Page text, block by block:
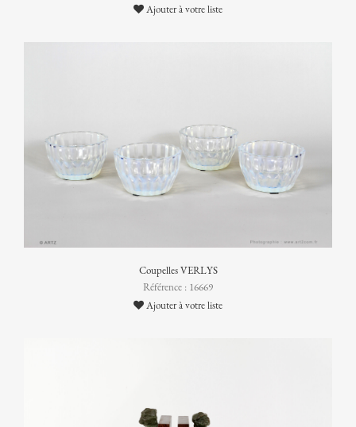
Ajouter à votre liste
Coupelles VERLYS
Référence : 16669
Ajouter à votre liste